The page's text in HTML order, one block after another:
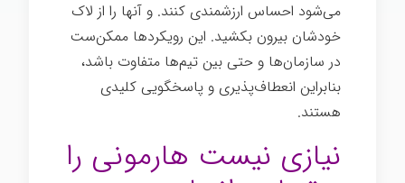
می‌شود احساس ارزشمندی کنند. و آنها را از لاک
خودشان بیرون بکشید. این رویکردها ممکن‌ست
در سازمان‌ها و حتی بین تیم‌ها متفاوت باشد،
بنابراین انعطاف‌پذیری و پاسخگویی کلیدی
هستند.
نیازی نیست هارمونی را